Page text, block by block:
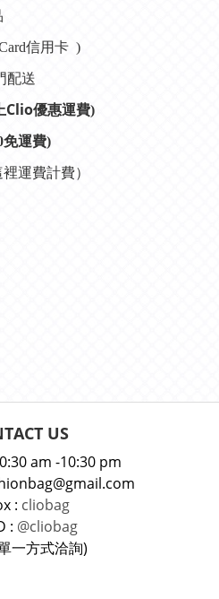
信用卡 )
配送
Clio優惠運費)
免運費)
裡運費計費）
US
am -10:30 pm
: cliobag
: @cliobag
一方式洽詢)